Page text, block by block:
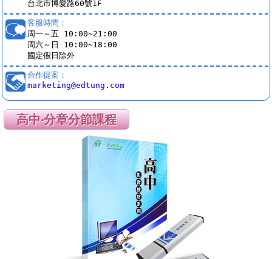
台北市博愛路60號1F
客服時間：
周一～五 10:00~21:00
周六～日 10:00~18:00
國定假日除外
合作提案：
marketing@edtung.com
高中‧分章分節課程